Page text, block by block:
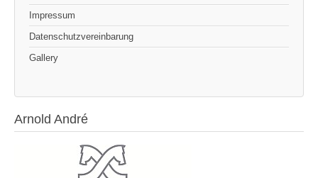
Impressum
Datenschutzvereinbarung
Gallery
Arnold André